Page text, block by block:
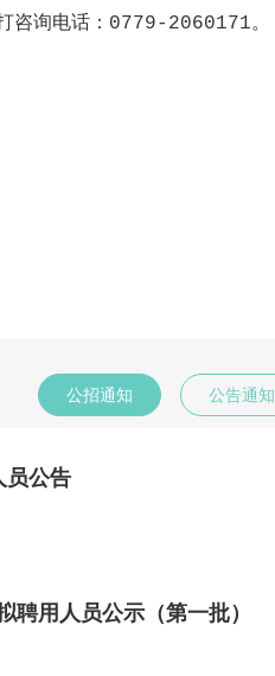
咨询电话：0779-2060171。
公招通知 公告通知
员公告
用人员公示（第一批）